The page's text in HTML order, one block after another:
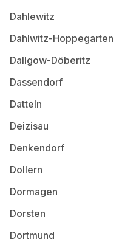
Dahlewitz
Dahlwitz-Hoppegarten
Dallgow-Döberitz
Dassendorf
Datteln
Deizisau
Denkendorf
Dollern
Dormagen
Dorsten
Dortmund